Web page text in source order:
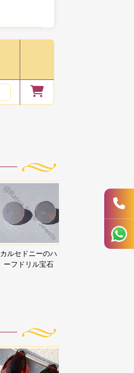
カルセドニーのハ
ーフドリル宝石